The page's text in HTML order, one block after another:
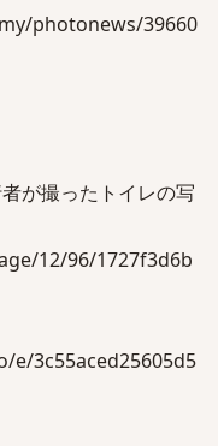
photonews/39660
が撮ったトイレの写
12/96/1727f3d6b
3c55aced25605d5